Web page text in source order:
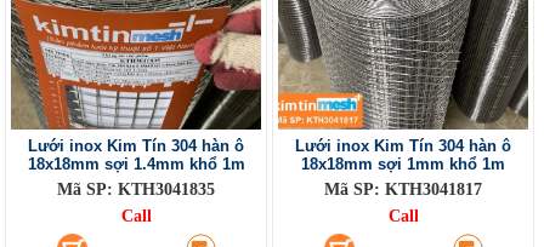
Lưới inox Kim Tín 304 hàn ô
18x18mm sợi 1.4mm khổ 1m
Mã SP: KTH3041835
Call
Lưới inox Kim Tín 304 hàn ô
18x18mm sợi 1mm khổ 1m
Mã SP: KTH3041817
Call